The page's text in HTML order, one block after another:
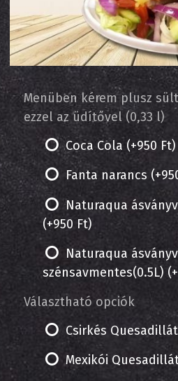
Menüben kérem plusz
ezzel az üdítővel (0,33 l)
Coca Cola (+950 Ft)
Fanta narancs
Naturaqua
(+950 Ft)
Naturaqua
szénsavmentes(0.5L)
Választható opciók
Csirkés
Mexikói